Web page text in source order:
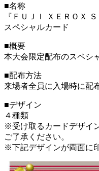
■名称
『ＦＵＪＩ ＸＥＲＯＸ
スペシャルカード
■概要
本大会限定配布のスペシ
■配布方法
来場者全員に入場時に配
■デザイン
４種類
※受け取るカードデザイ
ご了承ください。
※下記デザインが両面に